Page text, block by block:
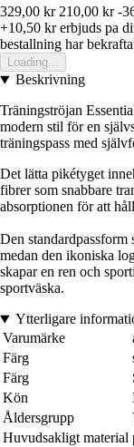
329,00 kr 210,00 kr -
+10,50 krerbjuds pa
bestallning har
Loading...
Beskrivning
Träningströjan
modern stil för en
träningspass med
Det lätta pikétyget
fibrer som snabbare
absorptionen för att
Den standardpassform
medan den ikoniska
skapar en ren och
sportväska.
Ytterligare
Varumärke
Färg
Färg
Kön
Åldersgrupp
Huvudsakligt material